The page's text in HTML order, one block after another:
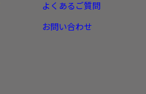
よくあるご質問
お問い合わせ